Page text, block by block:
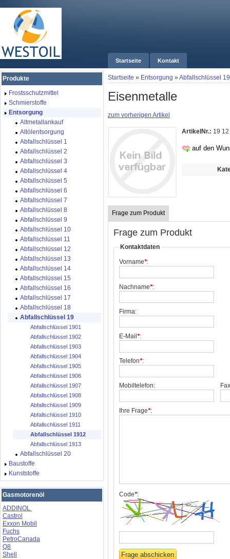
Startseite Kontakt
Startseite » Entsorgung »Abfallschlüssel 19
Eisenmetalle
zum vorherigen Artikel
ArtikelNr.: 19
auf den
Frage zum Produkt
Frage zum Produkt
Kontaktdaten
Vorname*:
Nachname*:
Firma:
E-Mail *:
Telefon*:
Mobiltelefon:
Ihre Frage*:
Code*:
Produkte
Frostsschutzmittel
Schmierstoffe
Entsorgung
Altmetallankauf
Altölentsorgung
Abfallschlüssel 1
Abfallschlüssel 2
Abfallschlüssel 3
Abfallschlüssel 4
Abfallschlüssel 5
Abfallschlüssel 6
Abfallschlüssel 7
Abfallschlüssel 8
Abfallschlüssel 9
Abfallschlüssel 10
Abfallschlüssel 11
Abfallschlüssel 12
Abfallschlüssel 13
Abfallschlüssel 14
Abfallschlüssel 15
Abfallschlüssel 16
Abfallschlüssel 17
Abfallschlüssel 18
Abfallschlüssel 19
Abfallschlüssel 1901
Abfallschlüssel 1902
Abfallschlüssel 1903
Abfallschlüssel 1904
Abfallschlüssel 1905
Abfallschlüssel 1906
Abfallschlüssel 1907
Abfallschlüssel 1908
Abfallschlüssel 1909
Abfallschlüssel 1910
Abfallschlüssel 1911
Abfallschlüssel 1912
Abfallschlüssel 1913
Abfallschlüssel 20
Baustoffe
Kunststoffe
Gasmotorenöl
ADDINOL
Castrol
Exxon Mobil
Fuchs
PetroCanada
Q8
Shell